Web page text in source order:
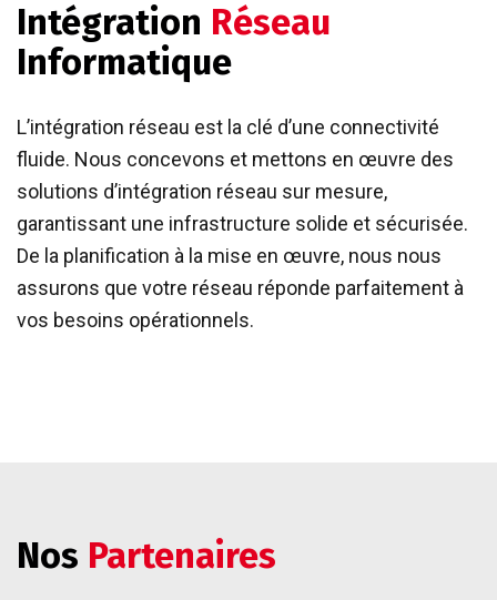
Intégration Réseau
Informatique
L’intégration réseau est la clé d’une connectivité
fluide. Nous concevons et mettons en œuvre des
solutions d’intégration réseau sur mesure,
garantissant une infrastructure solide et sécurisée.
De la planification à la mise en œuvre, nous nous
assurons que votre réseau réponde parfaitement à
vos besoins opérationnels.
Nos Partenaires